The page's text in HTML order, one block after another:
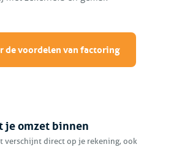
de voordelen van factoring
je omzet binnen
verschijnt direct op je rekening, ook